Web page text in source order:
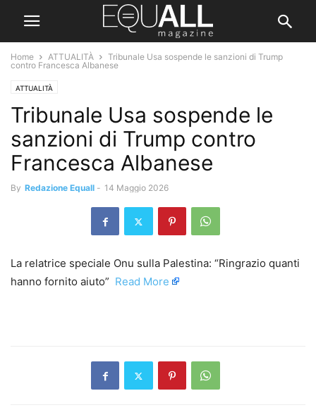
Home ATTUALITÀ
Tribunale Usa sospende le sanzioni di Trump
contro Francesca Albanese
ATTUALITÀ
Tribunale Usa sospende le
sanzioni di Trump contro
Francesca Albanese
By Redazione Equall - 14 Maggio 2026
La relatrice speciale Onu sulla Palestina: “Ringrazio quanti
hanno fornito aiuto” ​ Read More